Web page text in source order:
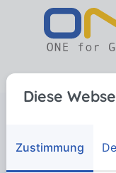
Diese
Zustimmung